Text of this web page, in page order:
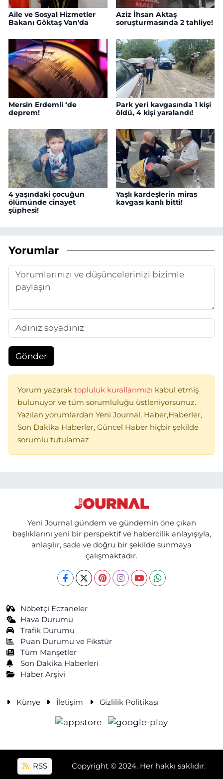
Aile ve Sosyal Hizmetler
Bakanı Göktaş Van'da
Aziz İhsan Aktaş
soruşturmasında 2 tahliye!
Mersin Erdemli ‘de
deprem!
Park yeri kavgasında 1 kişi
öldü, 4 kişi yaralandı!
4 yaşındaki çocuğun
ölümünde cinayet
şüphesi!
Yaşlı kardeşlerin miras
kavgası kanlı bitti!
Yorumlar
Gönder
Yorum yazarak topluluk kurallarımızı kabul etmiş
bulunuyor ve tüm sorumluluğu üstleniyorsunuz.
Yazılan yorumlardan Yeni Journal, Haber,Haberler,
Son Dakika Haberler, Güncel Haber hiçbir şekilde
sorumlu tutulamaz.
Yeni Journal gündem ve gündemin öne çıkan
başlıklarını yeni bir perspektif ve habercilik anlayışıyla,
anlaşılır, sade ve doğru bir şekilde sunmaya
çalışmaktadır.
Nöbetçi Eczaneler
Hava Durumu
Trafik Durumu
Puan Durumu ve Fikstür
Tüm Manşetler
Son Dakika Haberleri
Haber Arşivi
Künye İletişim Gizlilik Politikası
RSS Copyright © 2024. Her hakkı saklıdır.